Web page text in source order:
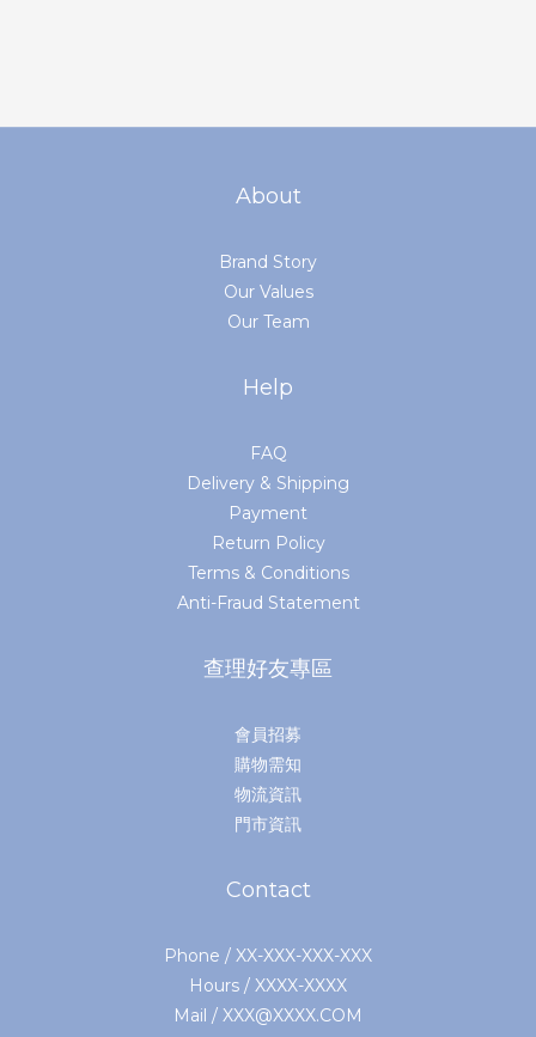
About
Brand Story
Our Values
Our Team
Help
FAQ
Delivery & Shipping
Payment
Return Policy
Terms & Conditions
Anti-Fraud Statement
查理好友專區
會員招募
購物需知
物流資訊
門市資訊
Contact
Phone / XX-XXX-XXX-XXX
Hours / XXXX-XXXX
Mail / XXX@XXXX.COM